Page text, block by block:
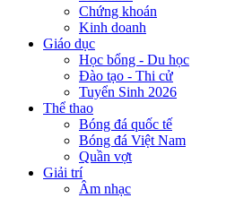
Chứng khoán
Kinh doanh
Giáo dục
Học bổng - Du học
Đào tạo - Thi cử
Tuyển Sinh 2026
Thể thao
Bóng đá quốc tế
Bóng đá Việt Nam
Quần vợt
Giải trí
Âm nhạc